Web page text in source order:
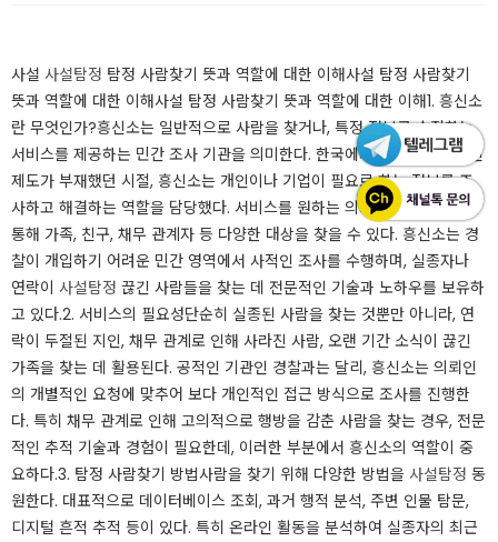
​사설 사설탐정 탐정 사람찾기 뜻과 역할에 대한 이해사설 탐정 사람찾기
뜻과 역할에 대한 이해사설 탐정 사람찾기 뜻과 역할에 대한 이해1. 흥신소
란 무엇인가?흥신소는 일반적으로 사람을 찾거나, 특정 정보를 수집하는
서비스를 제공하는 민간 조사 기관을 의미한다. 한국에서 법적으로 공인된
제도가 부재했던 시절, 흥신소는 개인이나 기업이 필요로 하는 정보를 조
사하고 해결하는 역할을 담당했다. 서비스를 원하는 의뢰인들은 흥신소를
통해 가족, 친구, 채무 관계자 등 다양한 대상을 찾을 수 있다. 흥신소는 경
찰이 개입하기 어려운 민간 영역에서 사적인 조사를 수행하며, 실종자나
연락이 사설탐정 끊긴 사람들을 찾는 데 전문적인 기술과 노하우를 보유하
고 있다.​2. 서비스의 필요성단순히 실종된 사람을 찾는 것뿐만 아니라, 연
락이 두절된 지인, 채무 관계로 인해 사라진 사람, 오랜 기간 소식이 끊긴
가족을 찾는 데 활용된다. 공적인 기관인 경찰과는 달리, 흥신소는 의뢰인
의 개별적인 요청에 맞추어 보다 개인적인 접근 방식으로 조사를 진행한
다. 특히 채무 관계로 인해 고의적으로 행방을 감춘 사람을 찾는 경우, 전문
적인 추적 기술과 경험이 필요한데, 이러한 부분에서 흥신소의 역할이 중
요하다.​3. 탐정 사람찾기 방법사람을 찾기 위해 다양한 방법을 사설탐정 동
원한다. 대표적으로 데이터베이스 조회, 과거 행적 분석, 주변 인물 탐문,
디지털 흔적 추적 등이 있다. 특히 온라인 활동을 분석하여 실종자의 최근